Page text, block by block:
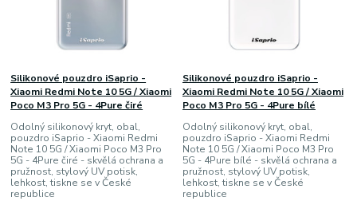
Silikonové pouzdro iSaprio -
Xiaomi Redmi Note 10 5G / Xiaomi
Poco M3 Pro 5G - 4Pure čiré
Odolný silikonový kryt, obal,
pouzdro iSaprio - Xiaomi Redmi
Note 10 5G / Xiaomi Poco M3 Pro
5G - 4Pure čiré - skvělá ochrana a
pružnost, stylový UV potisk,
lehkost, tiskne se v České
republice
Silikonové pouzdro iSaprio -
Xiaomi Redmi Note 10 5G / Xiaomi
Poco M3 Pro 5G - 4Pure bílé
Odolný silikonový kryt, obal,
pouzdro iSaprio - Xiaomi Redmi
Note 10 5G / Xiaomi Poco M3 Pro
5G - 4Pure bílé - skvělá ochrana a
pružnost, stylový UV potisk,
lehkost, tiskne se v České
republice